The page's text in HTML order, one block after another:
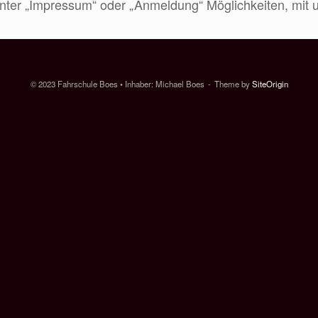
„Impressum“ oder „Anmeldung“ Möglichkeiten, mit
© 2023 Fahrschule Boes • Inhaber: Michael Boes Theme bySiteOrigin